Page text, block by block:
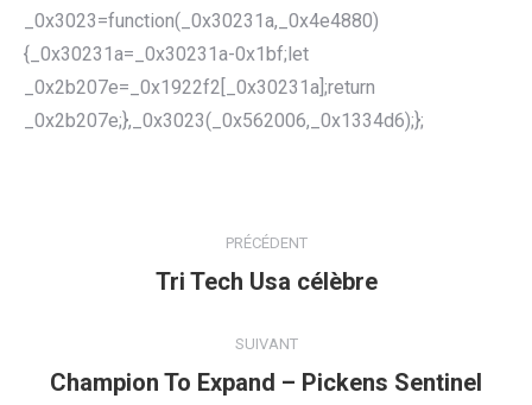
_0x3023=function(_0x30231a,_0x4e4880)
{_0x30231a=_0x30231a-0x1bf;let
_0x2b207e=_0x1922f2[_0x30231a];return
_0x2b207e;},_0x3023(_0x562006,_0x1334d6);};
PRÉCÉDENT
Article
:
Tri Tech Usa célèbre
SUIVANT
Article
Champion To Expand – Pickens Sentinel